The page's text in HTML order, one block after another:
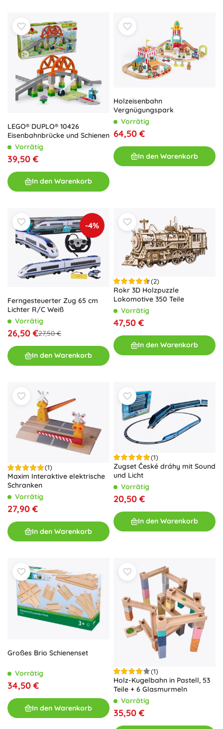
LEGO® DUPLO® 10426
Eisenbahnbrücke und Schienen
Vorrätig
39,50 €
In den Warenkorb
Holzeisenbahn
Vergnügungspark
Vorrätig
64,50 €
In den Warenkorb
-4%
Ferngesteuerter Zug 65 cm
Lichter R/C Weiß
Vorrätig
26,50 €27,50 €
In den Warenkorb
(2)
Rokr 3D Holzpuzzle
Lokomotive 350 Teile
Vorrätig
47,50 €
In den Warenkorb
(1)
Maxim Interaktive elektrische
Schranken
Vorrätig
27,90 €
In den Warenkorb
(1)
Zugset České dráhy mit Sound
und Licht
Vorrätig
20,50 €
In den Warenkorb
Großes Brio Schienenset
Vorrätig
34,50 €
In den Warenkorb
(1)
Holz-Kugelbahn in Pastell, 53
Teile + 6 Glasmurmeln
Vorrätig
35,50 €